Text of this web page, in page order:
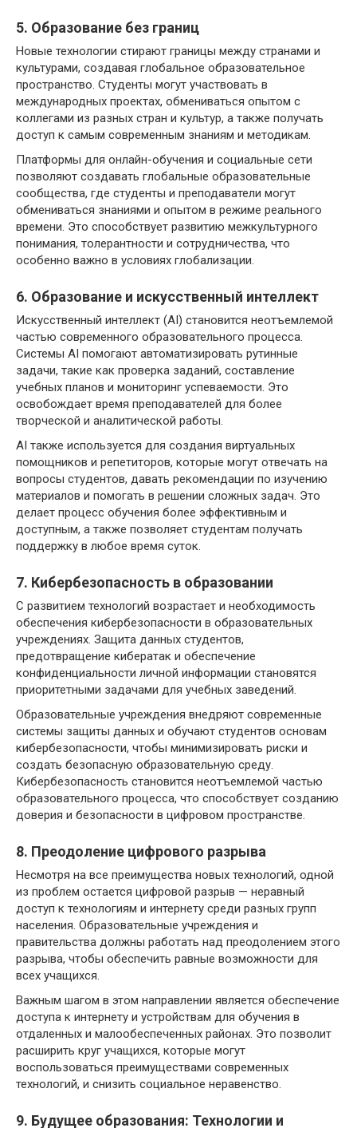
5. Образование без границ
Новые технологии стирают границы между странами и
культурами, создавая глобальное образовательное
пространство. Студенты могут участвовать в
международных проектах, обмениваться опытом с
коллегами из разных стран и культур, а также получать
доступ к самым современным знаниям и методикам.
Платформы для онлайн-обучения и социальные сети
позволяют создавать глобальные образовательные
сообщества, где студенты и преподаватели могут
обмениваться знаниями и опытом в режиме реального
времени. Это способствует развитию межкультурного
понимания, толерантности и сотрудничества, что
особенно важно в условиях глобализации.
6. Образование и искусственный интеллект
Искусственный интеллект (AI) становится неотъемлемой
частью современного образовательного процесса.
Системы AI помогают автоматизировать рутинные
задачи, такие как проверка заданий, составление
учебных планов и мониторинг успеваемости. Это
освобождает время преподавателей для более
творческой и аналитической работы.
AI также используется для создания виртуальных
помощников и репетиторов, которые могут отвечать на
вопросы студентов, давать рекомендации по изучению
материалов и помогать в решении сложных задач. Это
делает процесс обучения более эффективным и
доступным, а также позволяет студентам получать
поддержку в любое время суток.
7. Кибербезопасность в образовании
С развитием технологий возрастает и необходимость
обеспечения кибербезопасности в образовательных
учреждениях. Защита данных студентов,
предотвращение кибератак и обеспечение
конфиденциальности личной информации становятся
приоритетными задачами для учебных заведений.
Образовательные учреждения внедряют современные
системы защиты данных и обучают студентов основам
кибербезопасности, чтобы минимизировать риски и
создать безопасную образовательную среду.
Кибербезопасность становится неотъемлемой частью
образовательного процесса, что способствует созданию
доверия и безопасности в цифровом пространстве.
8. Преодоление цифрового разрыва
Несмотря на все преимущества новых технологий, одной
из проблем остается цифровой разрыв — неравный
доступ к технологиям и интернету среди разных групп
населения. Образовательные учреждения и
правительства должны работать над преодолением этого
разрыва, чтобы обеспечить равные возможности для
всех учащихся.
Важным шагом в этом направлении является обеспечение
доступа к интернету и устройствам для обучения в
отдаленных и малообеспеченных районах. Это позволит
расширить круг учащихся, которые могут
воспользоваться преимуществами современных
технологий, и снизить социальное неравенство.
9. Будущее образования: Технологии и